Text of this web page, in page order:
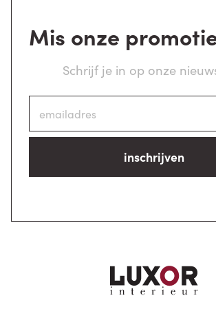
Mis onze
Schrijf je in op onze
inschrijven